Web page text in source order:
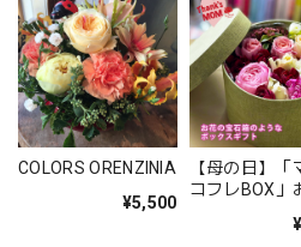
2026/05/09
無事に届いたようです。 注文時
しようと思っていた所に、丁寧
た。 送り先の友人から写真が送
立派なアレンジメントで感激し
した。 配送の件もとても丁寧に
慮されていたようです。 お願い
COLORS ORENZINIA
¥5,500
【母の日】
コフレBOX」